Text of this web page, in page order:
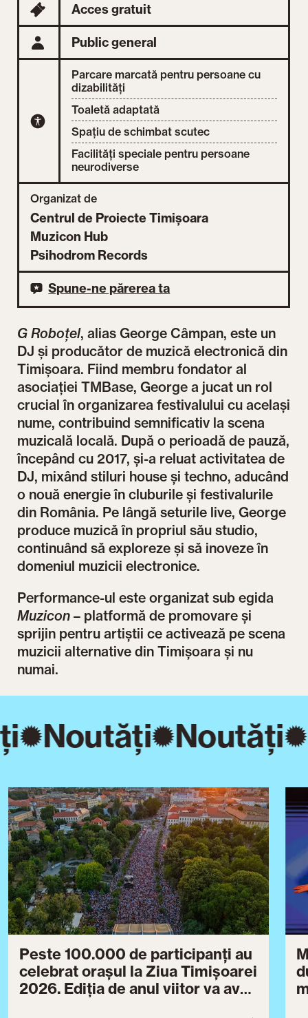
G Roboțel, alias George Câmpan, este un
DJ și producător de muzică electronică din
Timișoara. Fiind membru fondator al
asociației TMBase, George a jucat un rol
crucial în organizarea festivalului cu același
nume, contribuind semnificativ la scena
muzicală locală. După o perioadă de pauză,
începând cu 2017, și-a reluat activitatea de
DJ, mixând stiluri house și techno, aducând
o nouă energie în cluburile și festivalurile
din România. Pe lângă seturile live, George
produce muzică în propriul său studio,
continuând să exploreze și să inoveze în
domeniul muzicii electronice.
Performance-ul este organizat sub egida
Muzicon – platformă de promovare și
sprijin pentru artiștii ce activează pe scena
muzicii alternative din Timișoara și nu
numai.
Acces gratuit
Public general
Parcare marcată pentru persoane cu
dizabilități
Toaletă adaptată
Spațiu de schimbat scutec
Facilități speciale pentru persoane
neurodiverse
Organizat de
Centrul de Proiecte Timișoara
Muzicon Hub
Psihodrom Records
Spune-ne părerea ta
Noutăți Noutăți
Peste 100.000 de participanți au
celebrat orașul la Ziua Timișoarei
2026. Ediția de anul viitor va avea